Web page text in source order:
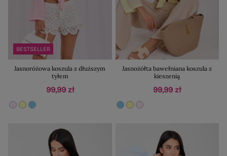
BESTSELLER
Jasnoróżowa koszula z dłuższym
tyłem
99,99 zł
Jasnożółta bawełniana koszula z
kieszenią
99,99 zł